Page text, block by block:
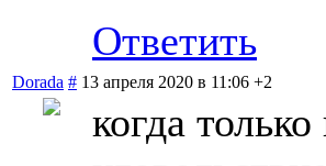
Ответить
Dorada # 13 апреля 2020 в 11:06 +2
когда